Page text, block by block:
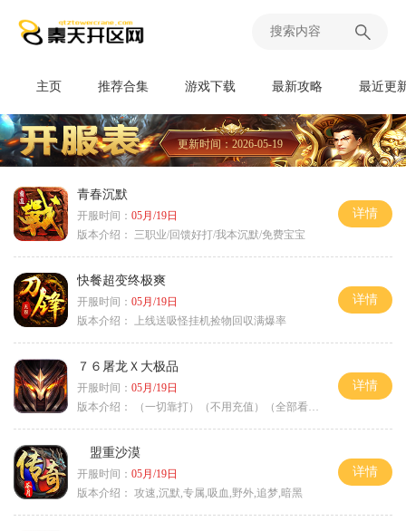
主页 推荐合集 游戏下载 最新攻略 最近更
更新时间：2026-05-19
青春沉默
开服时间： 05月/19日
版本介绍：
三职业/回馈好打/我本沉默/免费宝宝
详情
快餐超变终极爽
开服时间： 05月/19日
版本介绍：
上线送吸怪挂机捡物回収满爆率
详情
７６屠龙Ｘ大极品
开服时间： 05月/19日
版本介绍：
（一切靠打）（不用充值）（全部看脸）
详情
盟重沙漠
开服时间： 05月/19日
版本介绍： 攻速,沉默,专属,吸血,野外,追梦,暗黑
详情